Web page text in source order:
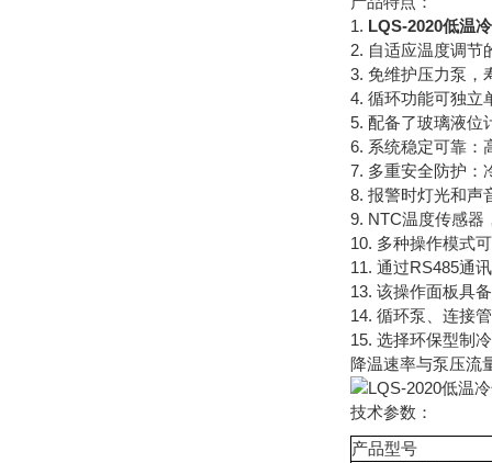
1. LQS-2020低温
2. 自适应温度调节
3. 免维护压力泵，
4. 循环功能可独立
5. 配备了玻璃液位
6. 系统稳定可靠：
7. 多重安全防护：
8. 报警时灯光和声
9. NTC温度传感器
10. 多种操作模式
11. 通过RS485通
13. 该操作面板具
14. 循环泵、连接
15. 选择环保型制
降温速率与泵压流
技术参数：
产品型号